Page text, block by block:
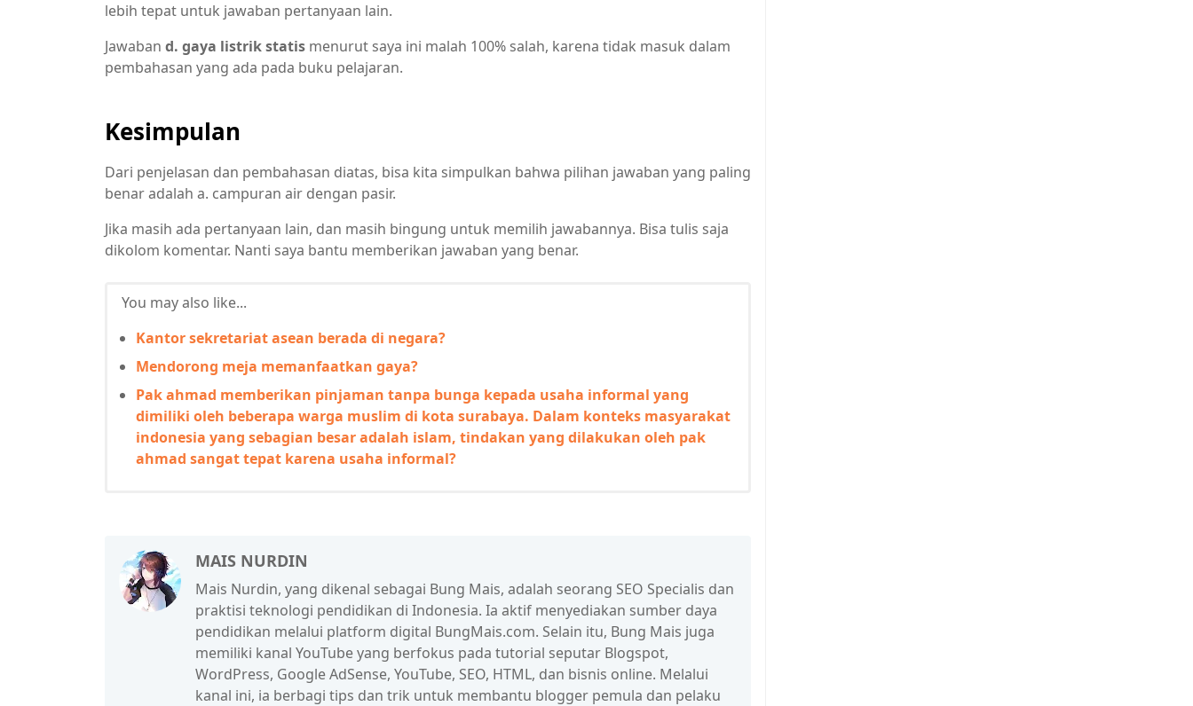
lebih tepat untuk jawaban pertanyaan lain.
Jawaban d. gaya listrik statis menurut saya ini malah 100% salah, karena tidak masuk dalam
pembahasan yang ada pada buku pelajaran.
Kesimpulan
Dari penjelasan dan pembahasan diatas, bisa kita simpulkan bahwa pilihan jawaban yang paling
benar adalah a. campuran air dengan pasir.
Jika masih ada pertanyaan lain, dan masih bingung untuk memilih jawabannya. Bisa tulis saja
dikolom komentar. Nanti saya bantu memberikan jawaban yang benar.
You may also like...
Kantor sekretariat asean berada di negara?
Mendorong meja memanfaatkan gaya?
Pak ahmad memberikan pinjaman tanpa bunga kepada usaha informal yang
dimiliki oleh beberapa warga muslim di kota surabaya. Dalam konteks masyarakat
indonesia yang sebagian besar adalah islam, tindakan yang dilakukan oleh pak
ahmad sangat tepat karena usaha informal?
MAIS NURDIN
Mais Nurdin, yang dikenal sebagai Bung Mais, adalah seorang SEO Specialis dan
praktisi teknologi pendidikan di Indonesia. Ia aktif menyediakan sumber daya
pendidikan melalui platform digital BungMais.com. Selain itu, Bung Mais juga
memiliki kanal YouTube yang berfokus pada tutorial seputar Blogspot,
WordPress, Google AdSense, YouTube, SEO, HTML, dan bisnis online. Melalui
kanal ini, ia berbagi tips dan trik untuk membantu blogger pemula dan pelaku